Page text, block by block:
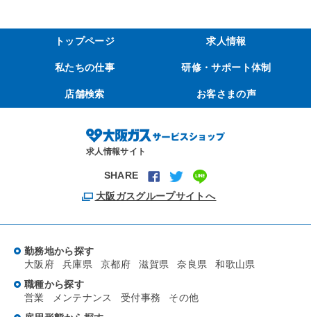
トップページ 求人情報
私たちの仕事 研修・サポート体制
店舗検索 お客さまの声
求人情報サイト
SHARE
大阪ガスグループサイトへ
勤務地から探す
大阪府
兵庫県 京都府 滋賀県 奈良県
和歌山県
職種から探す
営業
メンテナンス 受付事務
その他